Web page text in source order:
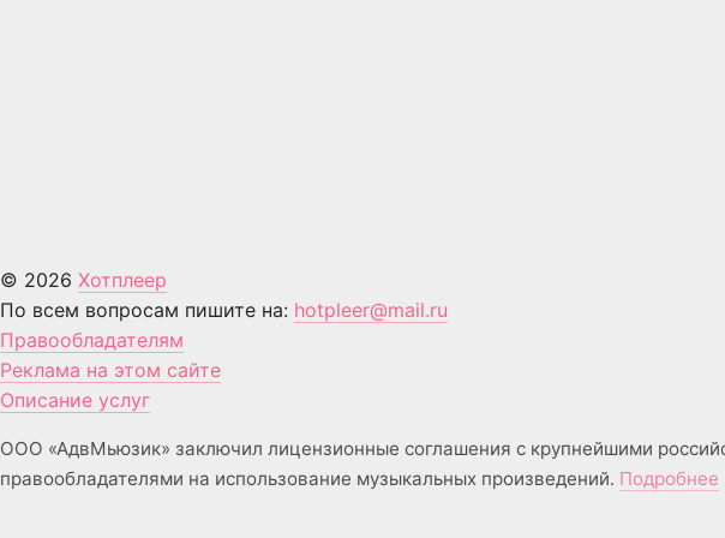
© 2026 Хотплеер
По всем вопросам пишите на: hotpleer@mail.ru
Правообладателям
Реклама на этом сайте
Описание услуг
ООО «АдвМьюзик» заключил лицензионные соглашения с крупнейшими
правообладателями на использование музыкальных произведений. Подробнее